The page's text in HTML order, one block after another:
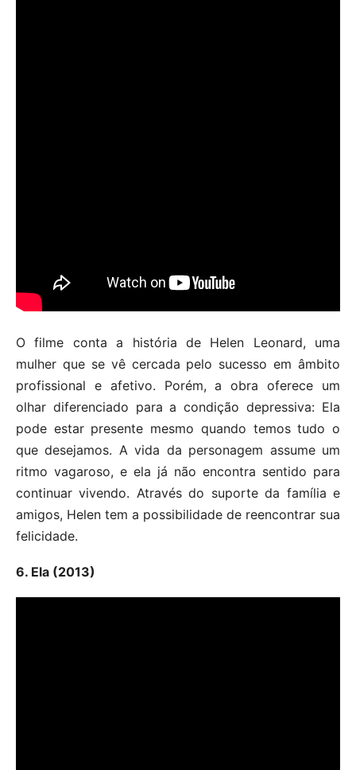
O filme conta a história de Helen Leonard, uma
mulher que se vê cercada pelo sucesso em âmbito
profissional e afetivo. Porém, a obra oferece um
olhar diferenciado para a condição depressiva: Ela
pode estar presente mesmo quando temos tudo o
que desejamos. A vida da personagem assume um
ritmo vagaroso, e ela já não encontra sentido para
continuar vivendo. Através do suporte da família e
amigos, Helen tem a possibilidade de reencontrar sua
felicidade.
6. Ela (2013)